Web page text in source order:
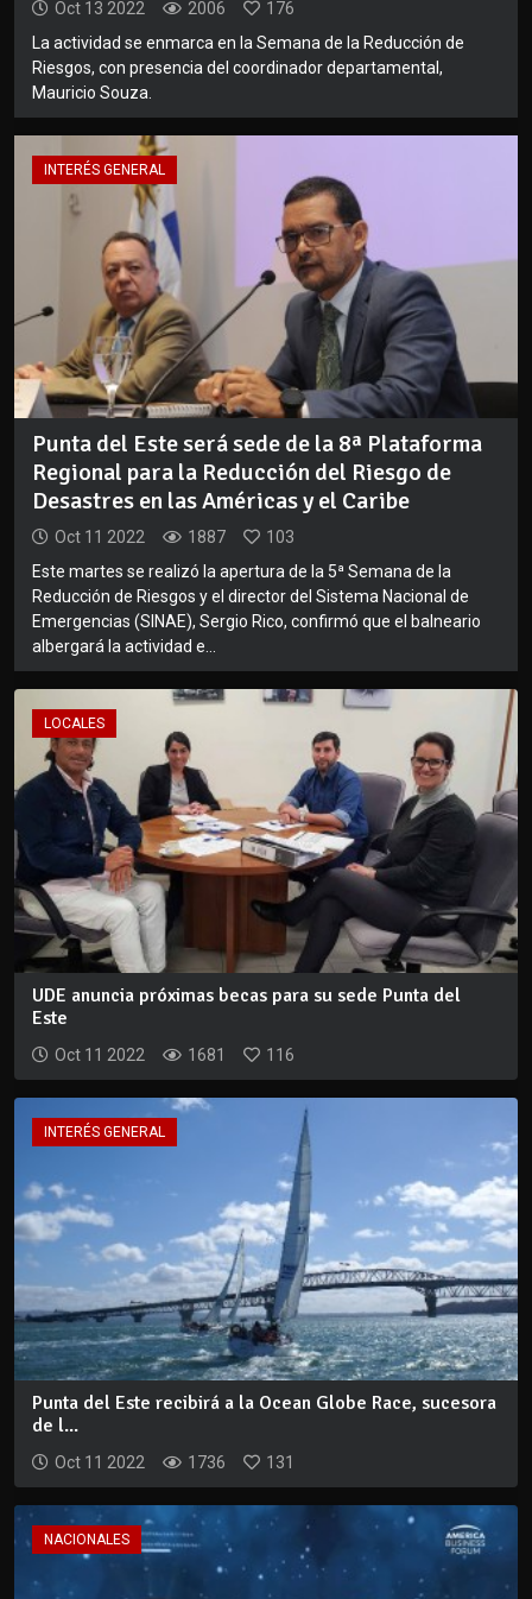
Oct 13 2022 2006
176
La actividad se enmarca en la Semana de la Reducción de
Riesgos, con presencia del coordinador departamental,
Mauricio Souza.
INTERÉS GENERAL
Punta del Este será sede de la 8ª Plataforma
Regional para la Reducción del Riesgo de
Desastres en las Américas y el Caribe
Oct 11 2022 1887
103
Este martes se realizó la apertura de la 5ª Semana de la
Reducción de Riesgos y el director del Sistema Nacional de
Emergencias (SINAE), Sergio Rico, confirmó que el balneario
albergará la actividad e...
LOCALES
UDE anuncia próximas becas para su sede Punta del
Este
Oct 11 2022 1681 116
INTERÉS GENERAL
Punta del Este recibirá a la Ocean Globe Race, sucesora
de l...
Oct 11 2022 1736 131
NACIONALES